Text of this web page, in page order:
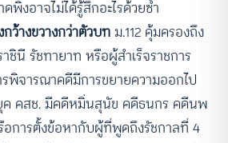
งอาจไม่ได้รู้สึกอะไรด้วยซ้ำ
ว้างขวางกว่าตัวบท ม.112 คุ้มครองถึง
ชินี รัชทายาท หรือผู้สำเร็จราชการ
พิจารณาคดีมีการขยายความออกไป
ค คสช. มีคดีหมิ่นสุนัข คดีธนกร คดีนพ
การตั้งข้อหากับผู้ที่พูดถึงรัชกาลที่ 4